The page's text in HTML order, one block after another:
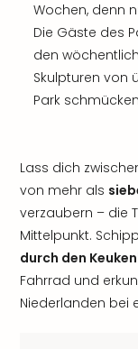
Wochen, denn
Die Gäste des
den wöchentlich
Skulpturen von
Park
Lass dich
von mehr als
verzaubern – die
Mittelpunkt.
durch den
Fahrrad und
Niederlanden bei